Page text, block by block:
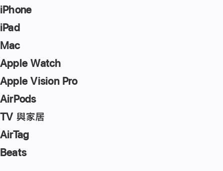
iPhone
iPad
Mac
Apple Watch
Apple Vision Pro
AirPods
TV 與家居
AirTag
Beats